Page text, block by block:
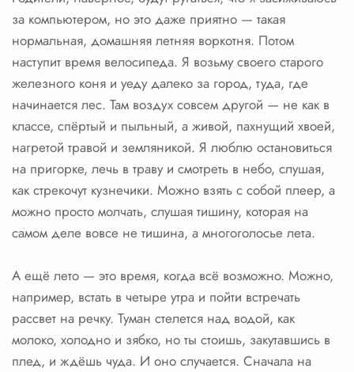
за компьютером, но это даже приятно — такая
нормальная, домашняя летняя воркотня. Потом
наступит время велосипеда. Я возьму своего старого
железного коня и уеду далеко за город, туда, где
начинается лес. Там воздух совсем другой — не как в
классе, спёртый и пыльный, а живой, пахнущий хвоей,
нагретой травой и земляникой. Я люблю остановиться
на пригорке, лечь в траву и смотреть в небо, слушая,
как стрекочут кузнечики. Можно взять с собой плеер, а
можно просто молчать, слушая тишину, которая на
самом деле вовсе не тишина, а многоголосье лета.
А ещё лето — это время, когда всё возможно. Можно,
например, встать в четыре утра и пойти встречать
рассвет на речку. Туман стелется над водой, как
молоко, холодно и зябко, но ты стоишь, закутавшись в
плед, и ждёшь чуда. И оно случается. Сначала на